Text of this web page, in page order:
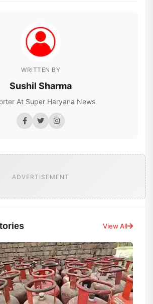
WRITTEN BY
Sushil Sharma
At Super Haryana News
ADVERTISEMENT
View All